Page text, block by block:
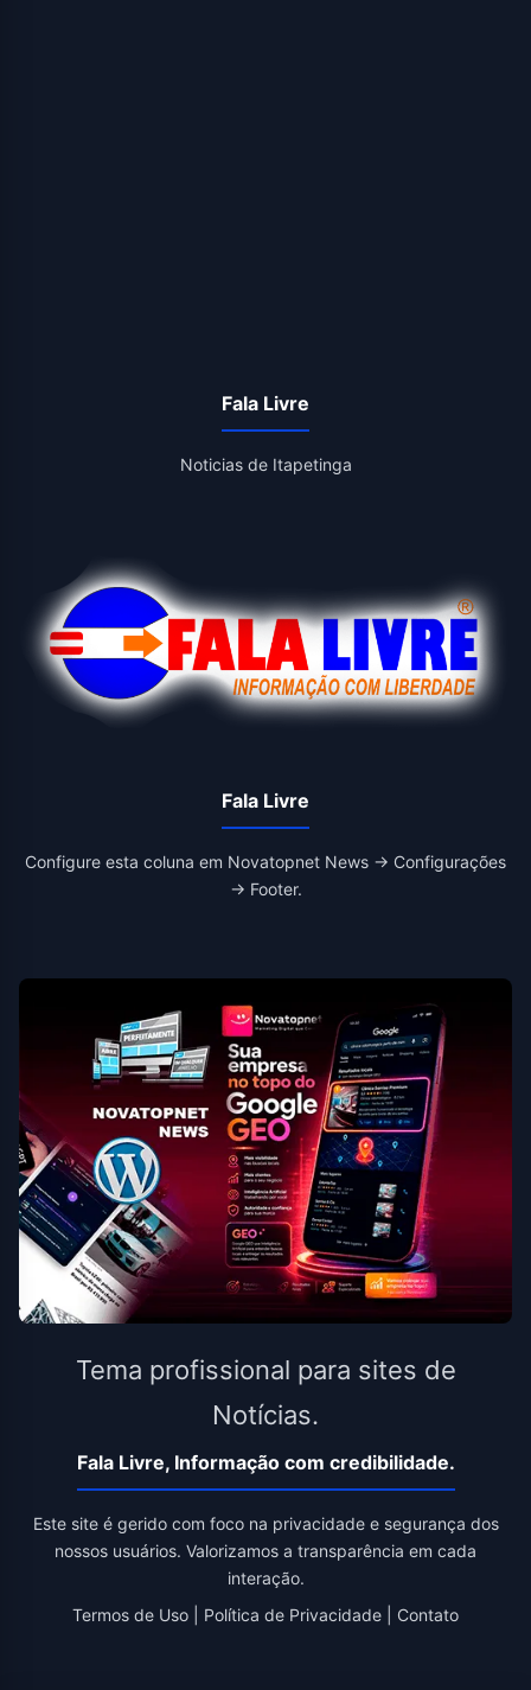
Fala Livre
Noticias de Itapetinga
Fala Livre
Configure esta coluna em Novatopnet News → Configurações
→ Footer.
Tema profissional para sites de
Notícias.
Fala Livre, Informação com credibilidade.
Este site é gerido com foco na privacidade e segurança dos
nossos usuários. Valorizamos a transparência em cada
interação.
Termos de Uso
Política de Privacidade Contato